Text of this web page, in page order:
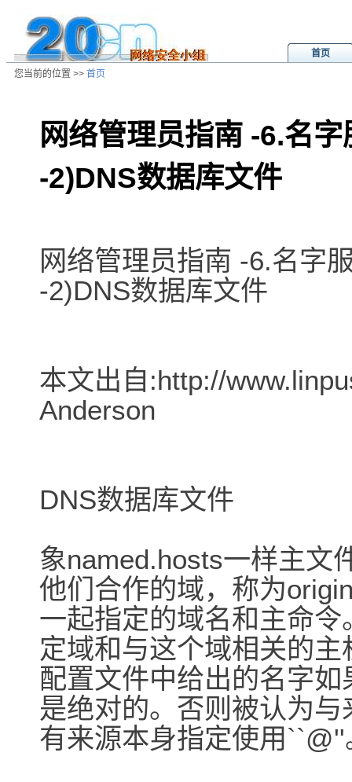
首页
您当前的位置 >> 首页
网络管理员指南 -6.名
-2)DNS数据库文件
网络管理员指南 -6.名字
-2)DNS数据库文件
本文出自:http://
Anderson
DNS数据库文件
象named.hosts一样主文
他们合作的域，称为
一起指定的域名和主命
定域和与这个域相关的主
配置文件中给出的名字
是绝对的。否则被认为与
有来源本身指定使用``@''